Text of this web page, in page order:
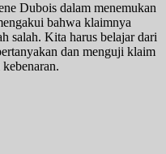
Dubois dalam menemukan
bahwa klaimnya
salah. Kita harus belajar dari
dan menguji klaim